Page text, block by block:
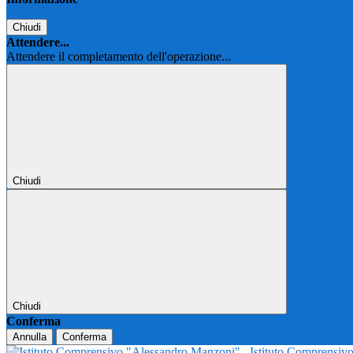
Chiudi
Attendere...
Attendere il completamento dell'operazione...
Chiudi
Chiudi
Conferma
Annulla Conferma